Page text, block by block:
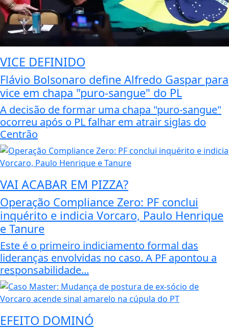
VICE DEFINIDO
Flávio Bolsonaro define Alfredo Gaspar para
vice em chapa "puro-sangue" do PL
A decisão de formar uma chapa "puro-sangue"
ocorreu após o PL falhar em atrair siglas do
Centrão
VAI ACABAR EM PIZZA?
Operação Compliance Zero: PF conclui
inquérito e indicia Vorcaro, Paulo Henrique
e Tanure
Este é o primeiro indiciamento formal das
lideranças envolvidas no caso. A PF apontou a
responsabilidade...
EFEITO DOMINÓ